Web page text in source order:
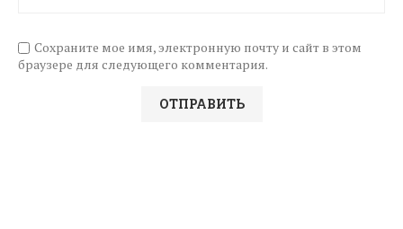
Сохраните мое имя, электронную почту и сайт в этом
браузере для следующего комментария.